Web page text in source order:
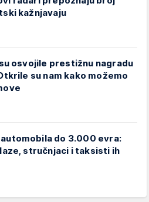
kažnjavaju
osvojile prestižnu nagradu
su nam kako možemo
do 3.000 evra:
stručnjaci i taksisti ih